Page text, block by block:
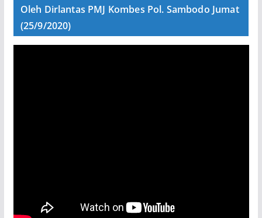
Oleh Dirlantas PMJ Kombes Pol. Sambodo Jumat
(25/9/2020)